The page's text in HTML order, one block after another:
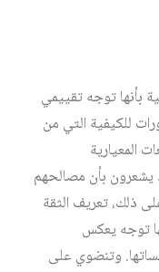
بأنها توجه تقييمي
للكيفية التي من
المعيارية
يشعرون بأن مصالحهم
ذلك، تعريف الثقة
توجه يعكس
وتنضوي على